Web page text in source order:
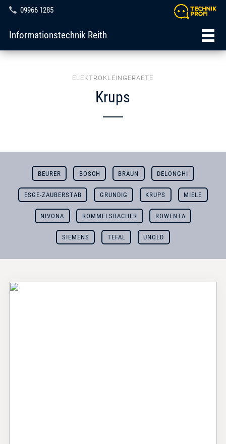
09966 1285
Informationstechnik Reith
ELEKTROKLEINGERAETE
Krups
BEURER BOSCH BRAUN DELONGHI
ESGE-ZAUBERSTAB GRUNDIG KRUPS MIELE
NIVONA ROMMELSBACHER ROWENTA
SIEMENS TEFAL UNOLD